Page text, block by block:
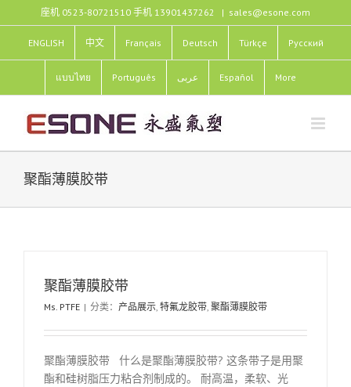
过
容
座机 0523-80721510 手机 13901437262 | sales@esone.com
ENGLISH 中文 Français Deutsch Türkçe Pусский
แบบไทย Português عربى Español More
聚酯薄膜胶带
聚酯薄膜胶带
Ms. PTFE | 分类： 产品展示, 特氟龙胶带, 聚酯薄膜胶带
聚酯薄膜胶带 什么是聚酯薄膜胶带? 这条带子是用聚
酯和硅树脂压力粘合剂制成的。 耐高温，柔软、光